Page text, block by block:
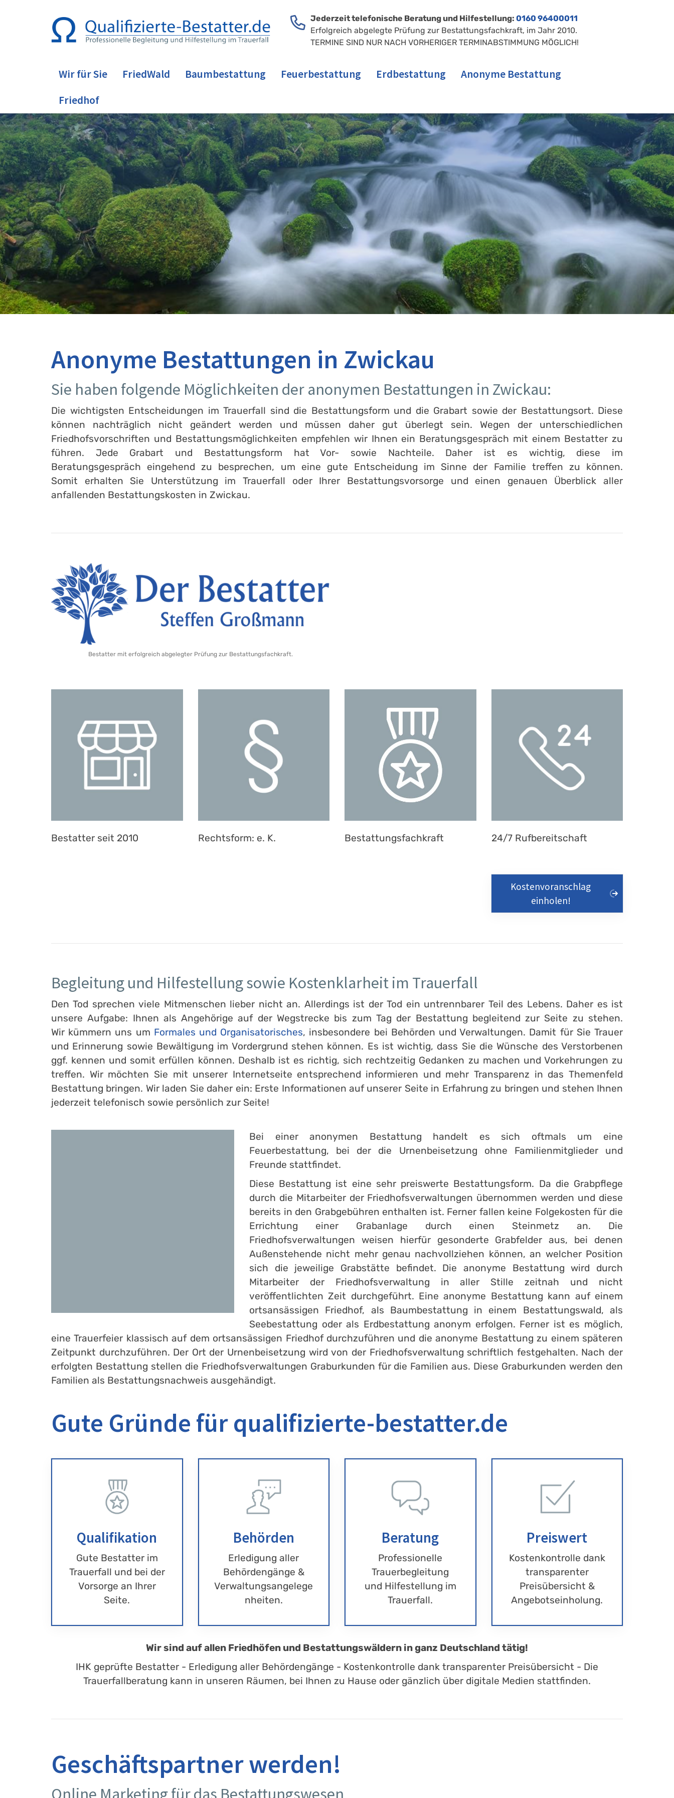
Jederzeit telefonische Beratung und Hilfestellung: 0160 96400011
Erfolgreich abgelegte Prüfung zur Bestattungsfachkraft, im Jahr 2010.
TERMINE SIND NUR NACH VORHERIGER TERMINABSTIMMUNG MÖGLICH!
Wir für Sie FriedWald Baumbestattung Feuerbestattung Erdbestattung
Anonyme Bestattung
Friedhof
Anonyme Bestattungen in Zwickau
Sie haben folgende Möglichkeiten der anonymen Bestattungen in Zwickau:
Die wichtigsten Entscheidungen im Trauerfall sind die Bestattungsform und die Grabart sowie der Bestattungsort. Diese
können nachträglich nicht geändert werden und müssen daher gut überlegt sein. Wegen der unterschiedlichen
Friedhofsvorschriften und Bestattungsmöglichkeiten empfehlen wir Ihnen ein Beratungsgespräch mit einem Bestatter zu
führen. Jede Grabart und Bestattungsform hat Vor- sowie Nachteile. Daher ist es wichtig, diese im
Beratungsgespräch eingehend zu besprechen, um eine gute Entscheidung im Sinne der Familie treffen zu können.
Somit erhalten Sie Unterstützung im Trauerfall oder Ihrer Bestattungsvorsorge und einen genauen Überblick aller
anfallenden Bestattungskosten in Zwickau.
Bestatter mit erfolgreich abgelegter Prüfung zur Bestattungsfachkraft.
Bestatter seit 2010 Rechtsform: e. K. Bestattungsfachkraft 24/7 Rufbereitschaft
Kostenvoranschlag
einholen!
Begleitung und Hilfestellung sowie Kostenklarheit im Trauerfall
Den Tod sprechen viele Mitmenschen lieber nicht an. Allerdings ist der Tod ein untrennbarer Teil des Lebens. Daher es ist
unsere Aufgabe: Ihnen als Angehörige auf der Wegstrecke bis zum Tag der Bestattung begleitend zur Seite zu stehen.
Wir kümmern uns um Formales und Organisatorisches, insbesondere bei Behörden und Verwaltungen. Damit für Sie Trauer
und Erinnerung sowie Bewältigung im Vordergrund stehen können. Es ist wichtig, dass Sie die Wünsche des Verstorbenen
ggf. kennen und somit erfüllen können. Deshalb ist es richtig, sich rechtzeitig Gedanken zu machen und Vorkehrungen zu
treffen. Wir möchten Sie mit unserer Internetseite entsprechend informieren und mehr Transparenz in das Themenfeld
Bestattung bringen. Wir laden Sie daher ein: Erste Informationen auf unserer Seite in Erfahrung zu bringen und stehen Ihnen
jederzeit telefonisch sowie persönlich zur Seite!
Bei einer anonymen Bestattung handelt es sich oftmals um eine
Feuerbestattung, bei der die Urnenbeisetzung ohne Familienmitglieder und
Freunde stattfindet.
Diese Bestattung ist eine sehr preiswerte Bestattungsform. Da die Grabpflege
durch die Mitarbeiter der Friedhofsverwaltungen übernommen werden und diese
bereits in den Grabgebühren enthalten ist. Ferner fallen keine Folgekosten für die
Errichtung einer Grabanlage durch einen Steinmetz an. Die
Friedhofsverwaltungen weisen hierfür gesonderte Grabfelder aus, bei denen
Außenstehende nicht mehr genau nachvollziehen können, an welcher Position
sich die jeweilige Grabstätte befindet. Die anonyme Bestattung wird durch
Mitarbeiter der Friedhofsverwaltung in aller Stille zeitnah und nicht
veröffentlichten Zeit durchgeführt. Eine anonyme Bestattung kann auf einem
ortsansässigen Friedhof, als Baumbestattung in einem Bestattungswald, als
Seebestattung oder als Erdbestattung anonym erfolgen. Ferner ist es möglich,
eine Trauerfeier klassisch auf dem ortsansässigen Friedhof durchzuführen und die anonyme Bestattung zu einem späteren
Zeitpunkt durchzuführen. Der Ort der Urnenbeisetzung wird von der Friedhofsverwaltung schriftlich festgehalten. Nach der
erfolgten Bestattung stellen die Friedhofsverwaltungen Graburkunden für die Familien aus. Diese Graburkunden werden den
Familien als Bestattungsnachweis ausgehändigt.
Gute Gründe für qualifizierte-bestatter.de
Qualifikation
Gute Bestatter im
Trauerfall und bei der
Vorsorge an Ihrer
Seite.
Behörden
Erledigung aller
Behördengänge &
Verwaltungsangelege
nheiten.
Beratung
Professionelle
Trauerbegleitung
und Hilfestellung im
Trauerfall.
Preiswert
Kostenkontrolle dank
transparenter
Preisübersicht &
Angebotseinholung.
Wir sind auf allen Friedhöfen und Bestattungswäldern in ganz Deutschland tätig!
IHK geprüfte Bestatter - Erledigung aller Behördengänge - Kostenkontrolle dank transparenter Preisübersicht - Die
Trauerfallberatung kann in unseren Räumen, bei Ihnen zu Hause oder gänzlich über digitale Medien stattfinden.
Geschäftspartner werden!